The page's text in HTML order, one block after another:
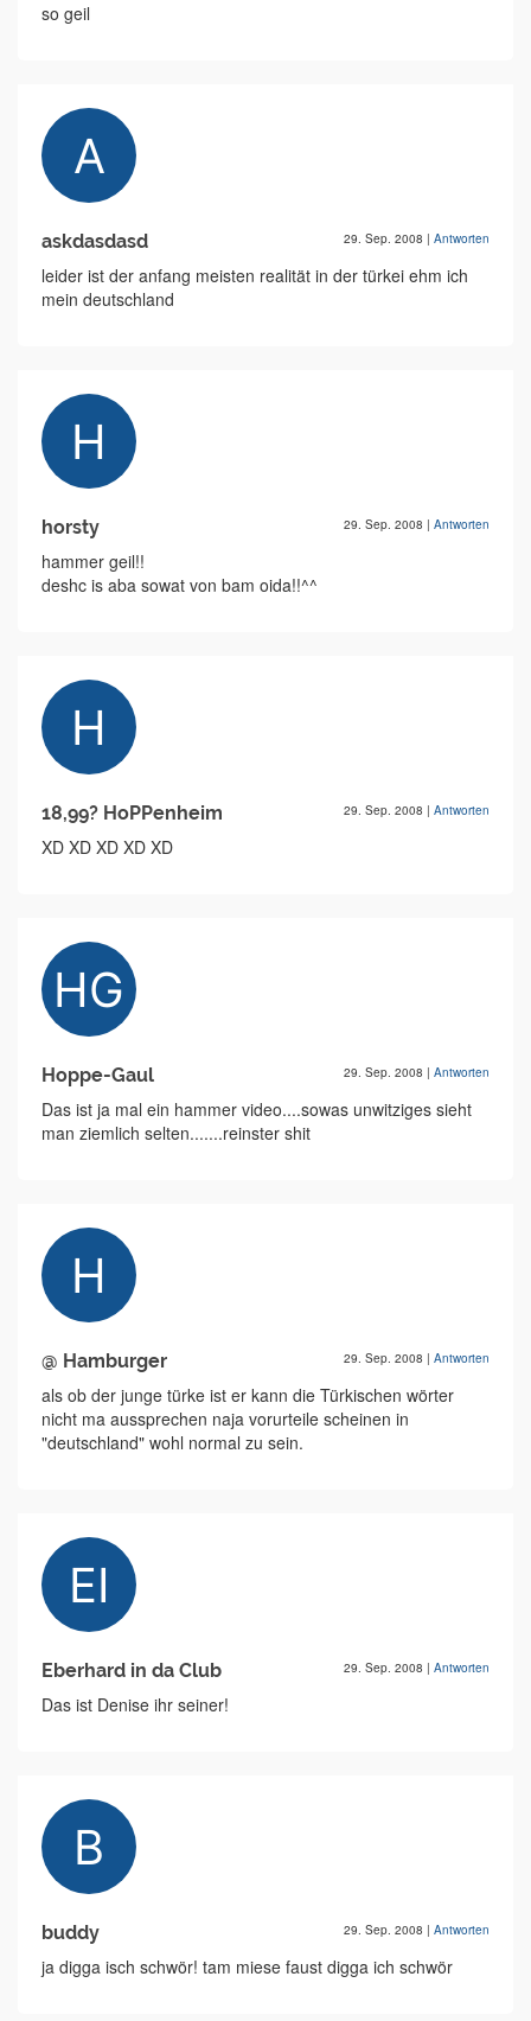
so geil
askdasdasd 29. Sep. 2008 | Antworten
leider ist der anfang meisten realität in der türkei ehm ich
mein deutschland
horsty 29. Sep. 2008 | Antworten
hammer geil!!
deshc is aba sowat von bam oida!!^^
18,99? HoPPenheim 29. Sep. 2008 | Antworten
XD XD XD XD XD
Hoppe-Gaul 29. Sep. 2008 | Antworten
Das ist ja mal ein hammer video....sowas unwitziges sieht
man ziemlich selten.......reinster shit
@ Hamburger 29. Sep. 2008 | Antworten
als ob der junge türke ist er kann die Türkischen wörter
nicht ma aussprechen naja vorurteile scheinen in
"deutschland" wohl normal zu sein.
Eberhard in da Club 29. Sep. 2008 | Antworten
Das ist Denise ihr seiner!
buddy 29. Sep. 2008 | Antworten
ja digga isch schwör! tam miese faust digga ich schwör